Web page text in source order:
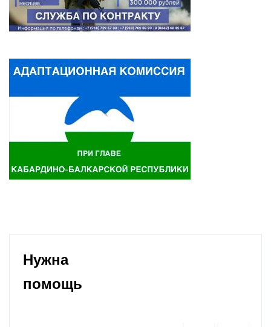
Нужна
помощь